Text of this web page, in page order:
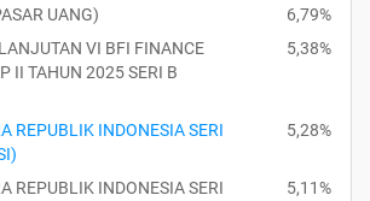
UANG)
6,79%
VI BFI FINANCE
II TAHUN 2025 SERI B
5,38%
REPUBLIK INDONESIA SERI
5,28%
REPUBLIK INDONESIA SERI
5,11%